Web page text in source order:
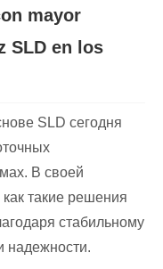
mayor
SLD en los
SLD сегодня
В своей
такие решения
стабильному
надежности.